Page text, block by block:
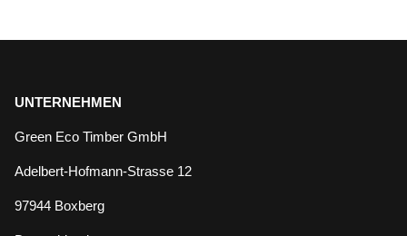
UNTERNEHMEN
Green Eco Timber GmbH
Adelbert-Hofmann-Strasse 12
97944 Boxberg